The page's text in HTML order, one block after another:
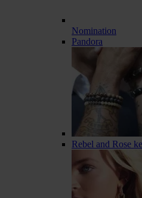
Nomination
Pandora
Rebel and Rose